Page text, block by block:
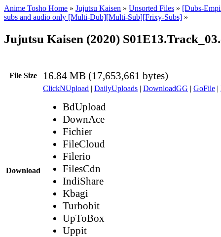
Anime Tosho Home » Jujutsu Kaisen » Unsorted Files » [Dubs-
subs and audio only [Multi-Dub][Multi-Sub][Frixy-Subs] »
Jujutsu Kaisen (2020)
File Size 16.84 MB (17,653,661 bytes)
Download
ClickNUpload | DailyUploads | DownloadGG | GoFile |
BdUpload
DownAce
Fichier
FileCloud
Filerio
FilesCdn
IndiShare
Kbagi
Turbobit
UpToBox
Uppit